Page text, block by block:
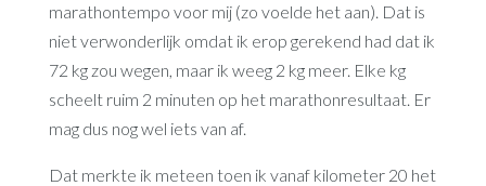
marathontempo voor mij (zo voelde het aan). Dat is
niet verwonderlijk omdat ik erop gerekend had dat ik
72 kg zou wegen, maar ik weeg 2 kg meer. Elke kg
scheelt ruim 2 minuten op het marathonresultaat. Er
mag dus nog wel iets van af.
Dat merkte ik meteen toen ik vanaf kilometer 20 het